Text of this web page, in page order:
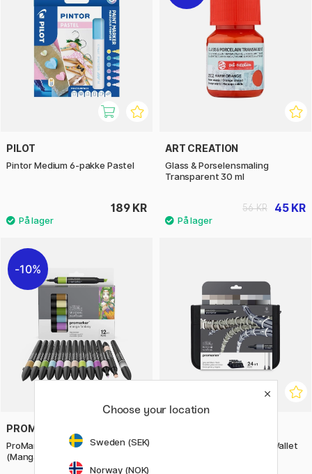
PILOT
Pintor Medium 6-pakke Pastel
189 KR
ART CREATION
Glass & Porselensmaling
Transparent 30 ml
45 KR
56 KR
10%
PROMARKER
ProMarker 12-set + blender
(Manga Fantasy)
Promarker Black & Greys Wallet
Choose your location
Sweden (SEK)
Norway (NOK)